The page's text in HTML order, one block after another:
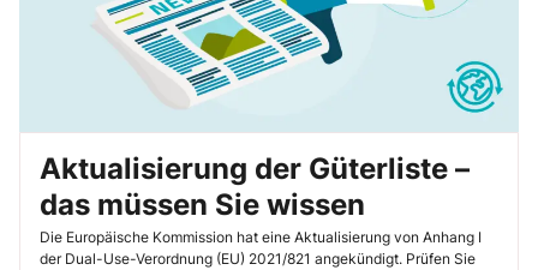
Aktualisierung der Güterliste –
das müssen Sie wissen
Die Europäische Kommission hat eine Aktualisierung von Anhang I
der Dual-Use-Verordnung (EU) 2021/821 angekündigt. Prüfen Sie